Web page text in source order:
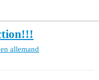
allemand